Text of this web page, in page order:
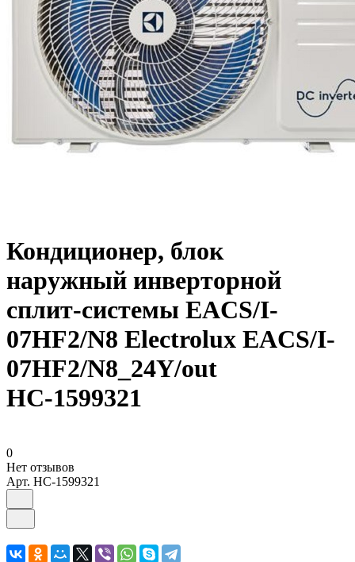
Кондиционер, блок
наружный инверторной
сплит-системы EACS/I-
07HF2/N8 Electrolux EACS/I-
07HF2/N8_24Y/out
НС-1599321
0
Нет отзывов
Арт. НС-1599321